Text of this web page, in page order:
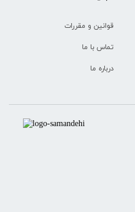
قوانین و مقررات
تماس با ما
درباره ما